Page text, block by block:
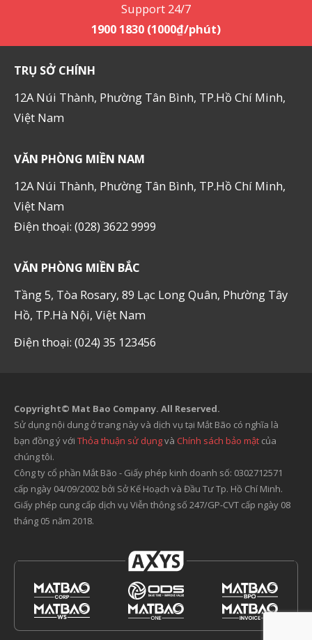
Support 24/7
1900 1830 (1000₫/phút)
TRỤ SỞ CHÍNH
12A Núi Thành, Phường Tân Bình, TP.Hồ Chí Minh,
Việt Nam
VĂN PHÒNG MIỀN NAM
12A Núi Thành, Phường Tân Bình, TP.Hồ Chí Minh,
Việt Nam
Điện thoại: (028) 3622 9999
VĂN PHÒNG MIỀN BẮC
Tầng 5, Tòa Rosary, 89 Lạc Long Quân, Phường Tây
Hồ, TP.Hà Nội, Việt Nam
Điện thoại: (024) 35 123456
Copyright© Mat Bao Company. All Reserved.
Sử dụng nội dung ở trang này và dịch vụ tại Mắt Bão có nghĩa là
bạn đồng ý với Thỏa thuận sử dụngvà Chính sách bảo mật của
chúng tôi.
Công ty cổ phần Mắt Bão - Giấy phép kinh doanh số: 0302712571
cấp ngày 04/09/2002 bởi Sở Kế Hoạch và Đầu Tư Tp. Hồ Chí Minh.
Giấy phép cung cấp dịch vụ Viễn thông số 247/GP-CVT cấp ngày 08
tháng 05 năm 2018.